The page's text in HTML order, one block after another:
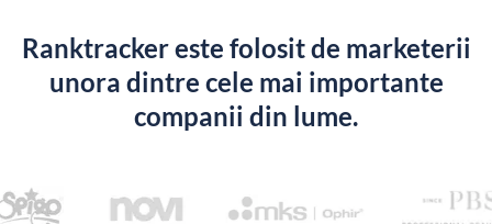
Ranktracker este folosit de marketerii
unora dintre cele mai importante
companii din lume.